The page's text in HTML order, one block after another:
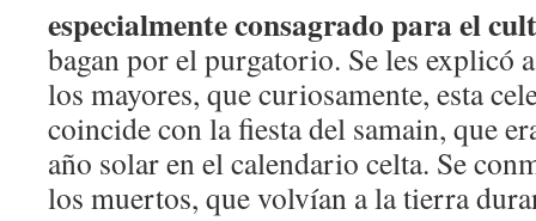
especialmente consagrado para el
bagan por el purgatorio. Se les explicó
los mayores, que curiosamente, esta
coincide con la fiesta del samain, que
año solar en el calendario celta. Se
los muertos, que volvían a la tierra